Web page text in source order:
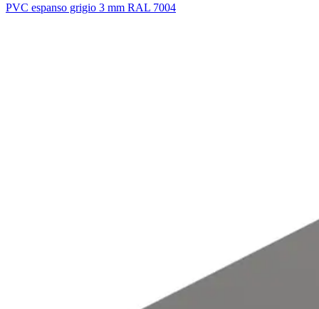
PVC espanso grigio 3 mm RAL 7004